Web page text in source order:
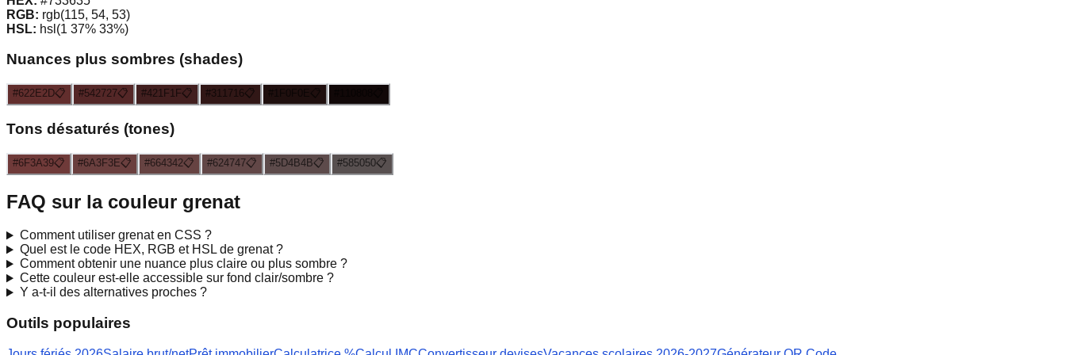
RGB: rgb(115, 54, 53)
HSL: hsl(1 37% 33%)
Nuances plus sombres (shades)
#622E2D📋 #542727📋 #421F1F📋 #311716📋
Tons désaturés (tones)
#6F3A39📋 #6A3F3E📋 #664342📋 #624747📋 #5D4B4B📋 #585050📋
FAQ sur la couleur grenat
Comment utiliser grenaten CSS ?
Quel est le code HEX, RGB et HSL de grenat?
Comment obtenir une nuance plus claire ou plus sombre ?
Cette couleur est-elle accessible sur fond clair/sombre ?
Y a-t-il des alternatives proches ?
Outils populaires